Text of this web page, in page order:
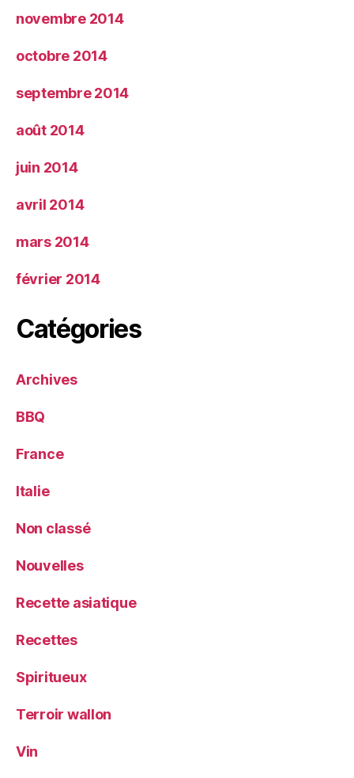
novembre 2014
octobre 2014
septembre 2014
août 2014
juin 2014
avril 2014
mars 2014
février 2014
Catégories
Archives
BBQ
France
Italie
Non classé
Nouvelles
Recette asiatique
Recettes
Spiritueux
Terroir wallon
Vin